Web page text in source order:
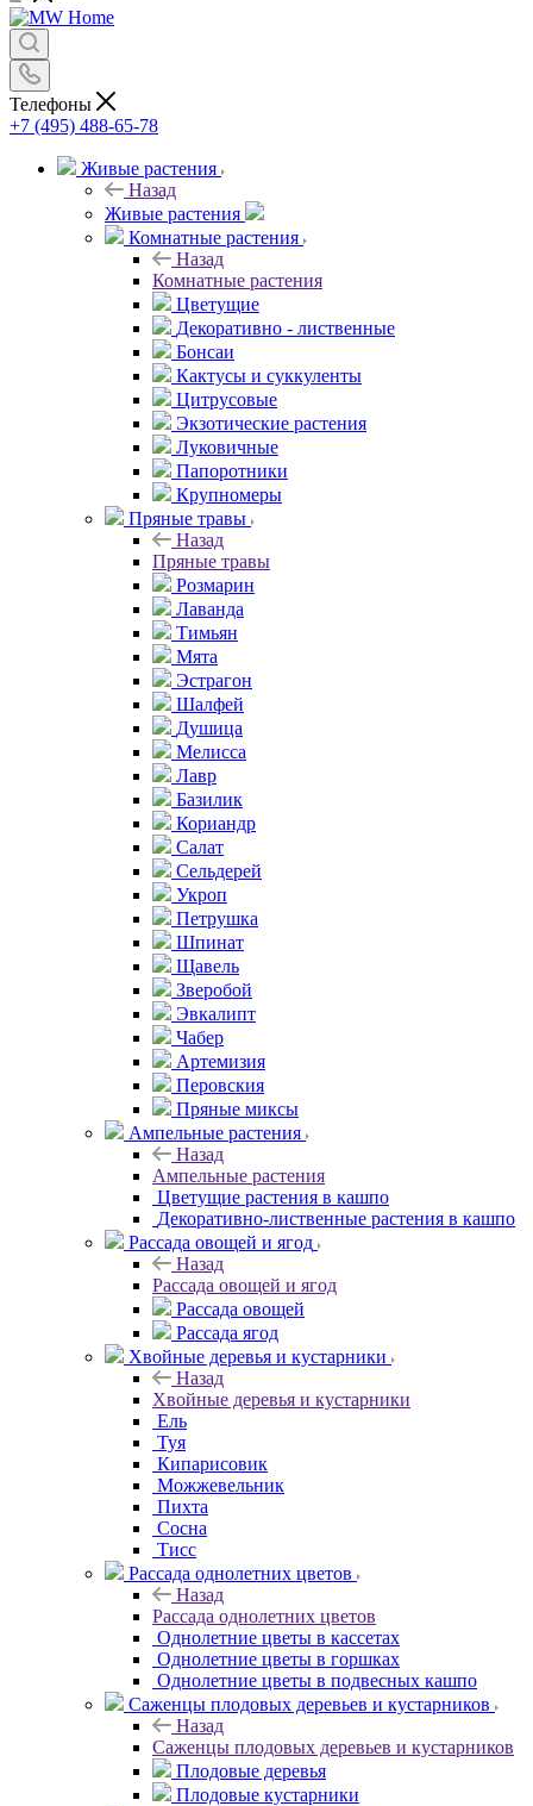
Телефоны
+7 (495) 488-65-78
Живые растения
Назад
Живые растения
Комнатные растения
Назад
Комнатные растения
Цветущие
Декоративно - лиственные
Бонсаи
Кактусы и суккуленты
Цитрусовые
Экзотические растения
Луковичные
Папоротники
Крупномеры
Пряные травы
Назад
Пряные травы
Розмарин
Лаванда
Тимьян
Мята
Эстрагон
Шалфей
Душица
Мелисса
Лавр
Базилик
Кориандр
Салат
Сельдерей
Укроп
Петрушка
Шпинат
Щавель
Зверобой
Эвкалипт
Чабер
Артемизия
Перовския
Пряные миксы
Ампельные растения
Назад
Ампельные растения
Цветущие растения в кашпо
Декоративно-лиственные растения в кашпо
Рассада овощей и ягод
Назад
Рассада овощей и ягод
Рассада овощей
Рассада ягод
Хвойные деревья и кустарники
Назад
Хвойные деревья и кустарники
Ель
Туя
Кипарисовик
Можжевельник
Пихта
Сосна
Тисc
Рассада однолетних цветов
Назад
Рассада однолетних цветов
Однолетние цветы в кассетах
Однолетние цветы в горшках
Однолетние цветы в подвесных кашпо
Саженцы плодовых деревьев и кустарников
Назад
Саженцы плодовых деревьев и кустарников
Плодовые деревья
Плодовые кустарники